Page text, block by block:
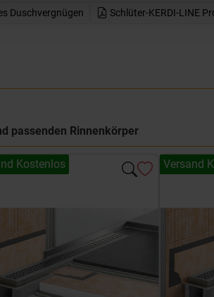
Duschvergnügen
Schlüter-KERDI-LINE
passenden Rinnenkörper
Kostenlos Versand